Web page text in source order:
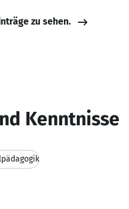
zu sehen.
Kenntnisse